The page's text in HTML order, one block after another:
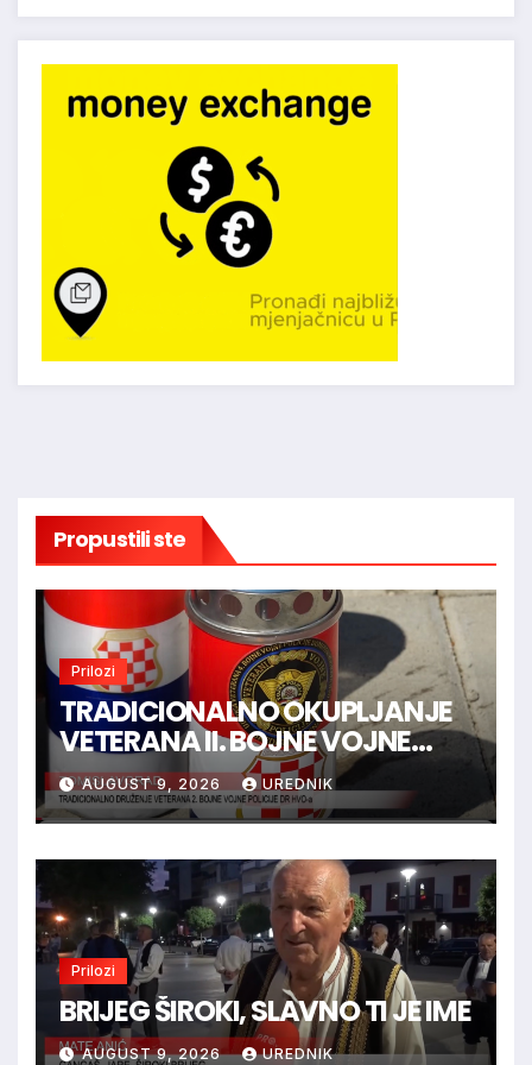
Propustili ste
Prilozi
TRADICIONALNO OKUPLJANJE
VETERANA II. BOJNE VOJNE
POLICIJE HVO-a -
TOMISLAVGRAD
AUGUST 9, 2026 UREDNIK
Prilozi
BRIJEG ŠIROKI, SLAVNO TI JE IME
AUGUST 9, 2026 UREDNIK